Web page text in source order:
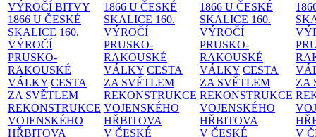
VÝROČÍ BITVY
1866 U ČESKÉ
SKALICE 160.
VÝROČÍ
PRUSKO-
RAKOUSKÉ
VÁLKY CESTA
ZA SVĚTLEM
REKONSTRUKCE
VOJENSKÉHO
HŘBITOVA
1866 U ČESKÉ
SKALICE 160.
VÝROČÍ
PRUSKO-
RAKOUSKÉ
VÁLKY CESTA
ZA SVĚTLEM
REKONSTRUKCE
VOJENSKÉHO
HŘBITOVA
V ČESKÉ
1866 U ČESKÉ
SKALICE 160.
VÝROČÍ
PRUSKO-
RAKOUSKÉ
VÁLKY CESTA
ZA SVĚTLEM
REKONSTRUKCE
VOJENSKÉHO
HŘBITOVA
V ČESKÉ
ZA
V